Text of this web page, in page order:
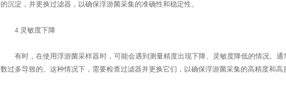
的沉淀，并更换过滤器，以确保浮游菌采集的准确性和稳定性。
4.灵敏度下降
有时，在使用浮游菌采样器时，可能会遇到测量精度出现下降、灵敏度降低的情况。通
数过多导致的。这种情况下，需要检查过滤器并更换它们，以确保浮游菌采集的高精度和高